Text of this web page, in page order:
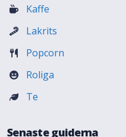
Kaffe
Lakrits
Popcorn
Roliga
Te
Senaste guiderna